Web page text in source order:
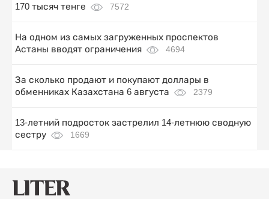
170 тысяч тенге
7572
На одном из самых загруженных проспектов
Астаны вводят ограничения
4694
За сколько продают и покупают доллары в
обменниках Казахстана 6 августа
2379
13-летний подросток застрелил 14-летнюю сводную
сестру
1669